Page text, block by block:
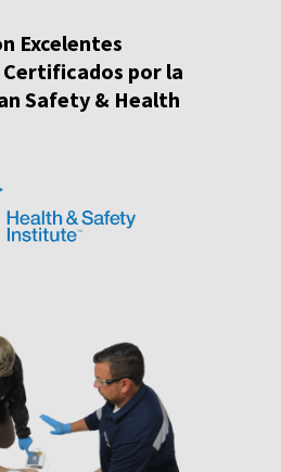
Excelentes
por la
Safety & Health